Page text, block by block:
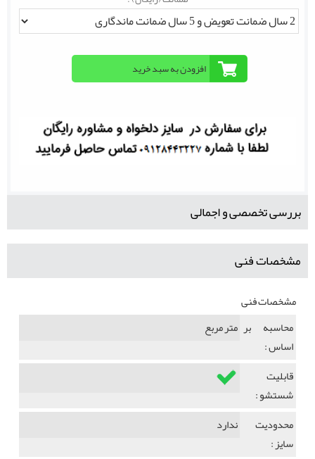
بررسی تخصصی و اجمالی
مشخصات فنی
مشخصات فنی
محاسبه بر
اساس :
متر مربع
قابلیت
شستشو :
محدودیت
سایز :
ندارد